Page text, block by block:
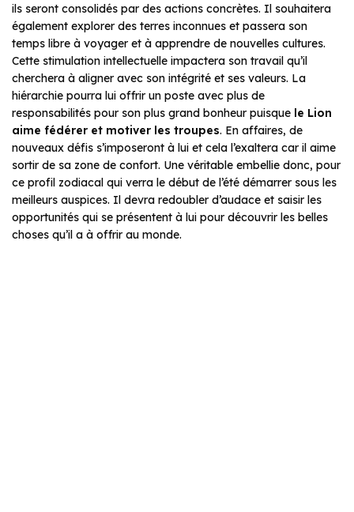
ils seront consolidés par des actions concrètes. Il souhaitera
également explorer des terres inconnues et passera son
temps libre à voyager et à apprendre de nouvelles cultures.
Cette stimulation intellectuelle impactera son travail qu’il
cherchera à aligner avec son intégrité et ses valeurs. La
hiérarchie pourra lui offrir un poste avec plus de
responsabilités pour son plus grand bonheur puisque le Lion
aime fédérer et motiver les troupes. En affaires, de
nouveaux défis s’imposeront à lui et cela l’exaltera car il aime
sortir de sa zone de confort. Une véritable embellie donc, pour
ce profil zodiacal qui verra le début de l’été démarrer sous les
meilleurs auspices. Il devra redoubler d’audace et saisir les
opportunités qui se présentent à lui pour découvrir les belles
choses qu’il a à offrir au monde.